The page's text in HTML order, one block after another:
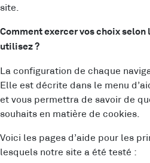
site.
Comment exercer vos choix selon
utilisez ?
La configuration de chaque
Elle est décrite dans le menu
et vous permettra de savoir de
souhaits en matière de cookies.
Voici les pages d’aide pour les
lesquels notre site a été testé :